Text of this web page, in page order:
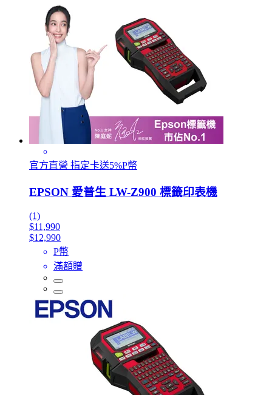
官方直營 指定卡送5%P幣
EPSON 愛普生 LW-Z900 標籤印表機
(1)
$11,990
$12,990
P幣
滿額贈